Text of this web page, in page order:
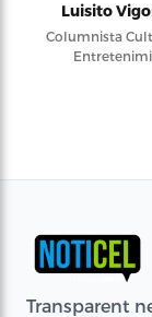
Luisito
Columnista
Transparent